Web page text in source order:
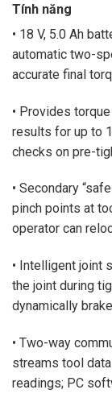
Tính năng
• 18 V, 5.0 Ah
automatic two-
accurate final
• Provides
results for up to
checks on pre-
• Secondary
pinch points at
operator can
• Intelligent joint
the joint during
dynamically
• Two-way
streams tool
readings; PC